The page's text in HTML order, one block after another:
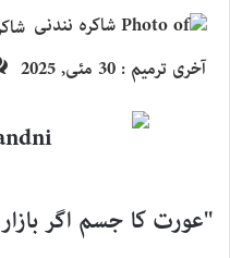
آخری ترمیم : 30 مئی, 2025
"عورت کا جسم اگر